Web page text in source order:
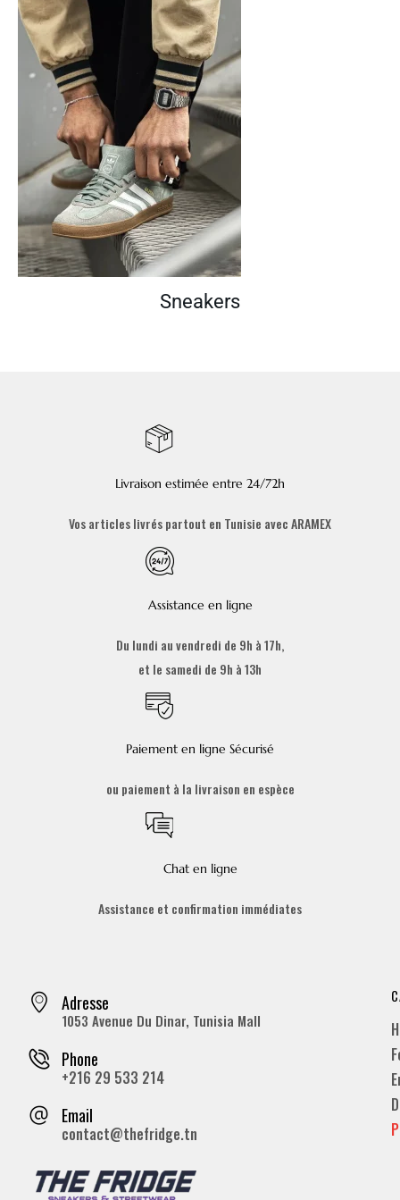
Sneakers
Livraison estimée entre 24/72h
Vos articles livrés partout en Tunisie avec ARAMEX
Assistance en ligne
Du lundi au vendredi de 9h à 17h,
et le samedi de 9h à 13h
Paiement en ligne Sécurisé
ou paiement à la livraison en espèce
Chat en ligne
Assistance et confirmation immédiates
Adresse
1053 Avenue Du Dinar, Tunisia Mall
Phone
+216 29 533 214
Email
contact@thefridge.tn